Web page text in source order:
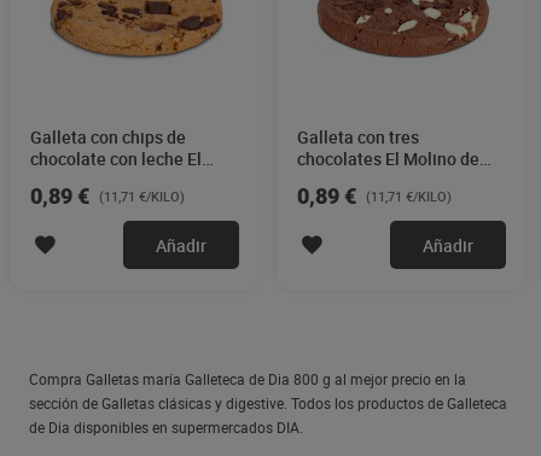
Galleta con chips de
chocolate con leche El
0,89 € (11,71 €/KILO)
Añadir
Galleta con tres
chocolates El Molino de
0,89 € (11,71 €/KILO)
Añadir
Compra Galletas maría Galleteca de Dia 800 g al mejor precio en la
sección de Galletas clásicas y digestive. Todos los productos de Galleteca
de Dia disponibles en supermercados DIA.